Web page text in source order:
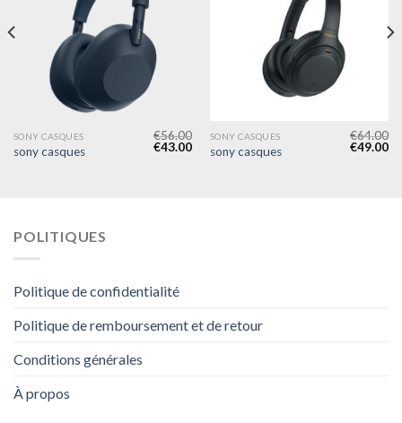
SONY CASQUES
sony casques
€56.00
€43.00
SONY CASQUES
sony casques
€64.00
€49.00
POLITIQUES
Politique de confidentialité
Politique de remboursement et de retour
Conditions générales
À propos